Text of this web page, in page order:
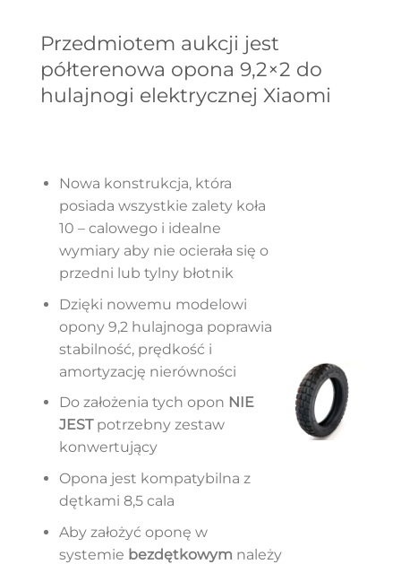
Przedmiotem aukcji jest
półterenowa opona 9,2×2 do
hulajnogi elektrycznej Xiaomi
Nowa konstrukcja, która
posiada wszystkie zalety koła
10 – calowego i idealne
wymiary aby nie ocierała się o
przedni lub tylny błotnik
Dzięki nowemu modelowi
opony 9,2 hulajnoga poprawia
stabilność, prędkość i
amortyzację nierówności
Do założenia tych opon NIE
JESTpotrzebny zestaw
konwertujący
Opona jest kompatybilna z
dętkami 8,5 cala
Aby założyć oponę w
systemie bezdętkowym należy